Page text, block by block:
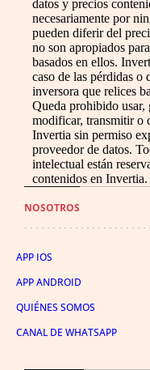
datos y precios
necesariamente por
pueden diferir del
no son apropiados
basados en ellos.
caso de las pérdidas o
inversora que relices
Queda prohibido usar,
modificar, transmitir o
Invertia sin permiso
proveedor de datos.
intelectual están
contenidos en Invertia.
NOSOTROS
APP IOS
APP ANDROID
QUIÉNES SOMOS
CANAL DE WHATSAPP